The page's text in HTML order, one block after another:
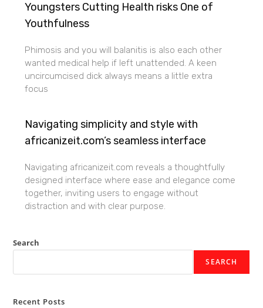
Youngsters Cutting Health risks One of
Youthfulness
Phimosis and you will balanitis is also each other
wanted medical help if left unattended. A keen
uncircumcised dick always means a little extra
focus
Navigating simplicity and style with
africanizeit.com’s seamless interface
Navigating africanizeit.com reveals a thoughtfully
designed interface where ease and elegance come
together, inviting users to engage without
distraction and with clear purpose.
Search
SEARCH
Recent Posts